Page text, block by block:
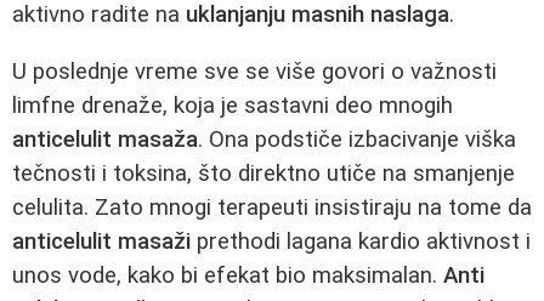
aktivno radite na uklanjanju masnih naslaga.
U poslednje vreme sve se više govori o važnosti
limfne drenaže, koja je sastavni deo mnogih
anticelulit masaža. Ona podstiče izbacivanje viška
tečnosti i toksina, što direktno utiče na smanjenje
celulita. Zato mnogi terapeuti insistiraju na tome da
anticelulit masaži prethodi lagana kardio aktivnost i
unos vode, kako bi efekat bio maksimalan. Anti